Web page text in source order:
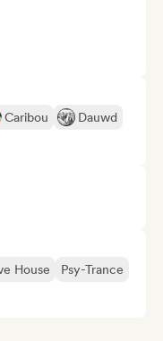
Caribou
Dauwd
House
Psy-Trance